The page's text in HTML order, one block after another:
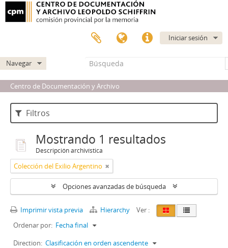
Iniciar sesión
Navegar
Centro de Documentación y Archivo
Filtros
Mostrando 1 resultados
Descripción archivística
Colección del Exilio Argentino
Opciones avanzadas de búsqueda
Imprimir vista previa Hierarchy
Ver :
Ordenar por: Fecha final
Direction: Clasificación en orden ascendente